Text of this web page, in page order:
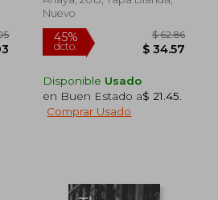
Nuevo
Disponible Usado
en Buen Estado a$ 21.45
Comprar Usado